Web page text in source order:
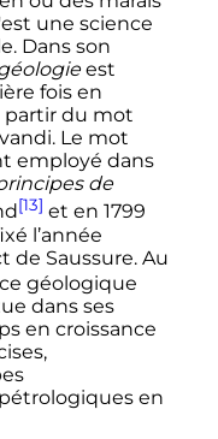
une science
Dans son
est
fois en
partir du mot
Le mot
employé dans
de
[13] et en 1799
l’année
de Saussure. Au
géologique
dans ses
en croissance
en